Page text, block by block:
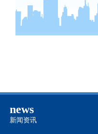
news
新闻资讯